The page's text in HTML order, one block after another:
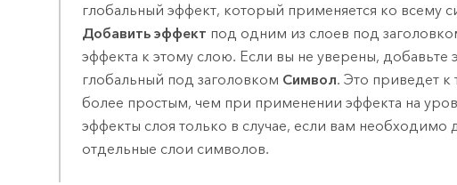
глобальный эффект, который применяется ко всему
Добавить эффект под одним из слоев под
эффекта к этому слою. Если вы не уверены, добавьте
глобальный под заголовком Символ. Это приведет к
более простым, чем при применении эффекта на
эффекты слоя только в случае, если вам необходимо
отдельные слои символов.